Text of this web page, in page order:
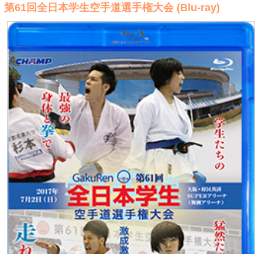
第61回全日本学生空手道選手権大会 (Blu-ray)